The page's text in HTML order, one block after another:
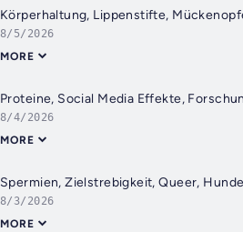
Körperhaltung, Lippenstifte,
8/5/2026
MORE
Proteine, Social Media Effekte,
8/4/2026
MORE
Spermien, Zielstrebigkeit, Queer,
8/3/2026
MORE